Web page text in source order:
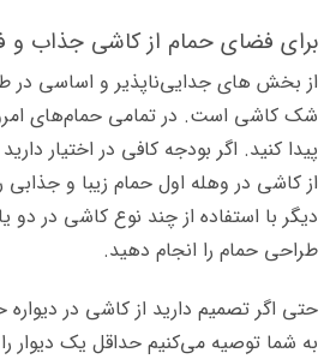
برای فضای حمام از کاشی جذاب و
از بخش های جدایی‌ناپذیر و اساسی در
شک کاشی است. در تمامی حمام‌های
پیدا کنید. اگر بودجه کافی در اختیار
از کاشی در وهله اول حمام زیبا و
دیگر با استفاده از چند نوع کاشی در دو
طراحی حمام را انجام دهید.
حتی اگر تصمیم دارید از کاشی در دیواره
به شما توصیه می‌کنیم حداقل یک دیوار